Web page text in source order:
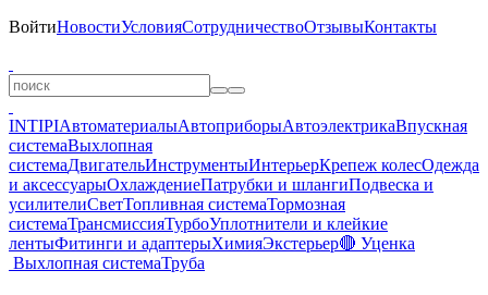
ВойтиНовостиУсловияСотрудничествоОтзывыКонтакты
INTIPIАвтоматериалыАвтоприборыАвтоэлектрикаВпускная
системаВыхлопная
системаДвигательИнструментыИнтерьерКрепеж колесОдежда
и аксессуарыОхлаждениеПатрубки и шлангиПодвеска и
усилителиСветТопливная системаТормозная
системаТрансмиссияТурбоУплотнители и клейкие
лентыФитинги и адаптерыХимияЭкстерьер🔴 Уценка
Выхлопная системаТруба